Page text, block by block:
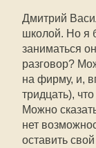
Дмитрий
школой. Но я
заниматься
разговор?
на фирму, и,
тридцать),
Можно
нет
оставить